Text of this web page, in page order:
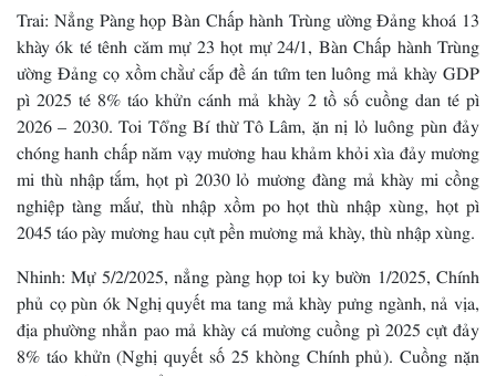
Trai: Nẳng Pàng họp Bàn Chấp hành Trùng ường Đảng khoá 13
khày ók té tênh căm mự 23 họt mự 24/1, Bàn Chấp hành Trùng
ường Đảng cọ xồm chằư cắp đề án tứm ten luông mả khày GDP
pì 2025 té 8% táo khửn cánh mả khày 2 tồ số cuồng dan té pì
2026 – 2030. Toi Tổng Bí thừ Tô Lâm, ặn nị lỏ luông pùn đảy
chóng hanh chấp năm vạy mương hau khảm khỏi xìa đảy mương
mi thù nhập tắm, họt pì 2030 lỏ mương đàng mả khày mi cồng
nghiệp tàng mắư, thù nhập xồm po họt thù nhập xùng, họt pì
2045 táo pày mương hau cựt pền mương mả khày, thù nhập xùng.
Nhinh: Mự 5/2/2025, nẳng pàng họp toi ky bườn 1/2025, Chính
phủ cọ pùn ók Nghị quyết ma tang mả khày pưng ngành, nả vịa,
địa phường nhẳn pao mả khày cá mương cuồng pì 2025 cựt đảy
8% táo khửn (Nghị quyết số 25 khòng Chính phủ). Cuồng nặn